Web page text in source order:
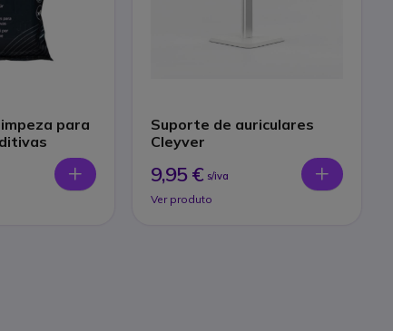
para
Suporte de auriculares
Cleyver
9,95 € s/iva
Ver produto